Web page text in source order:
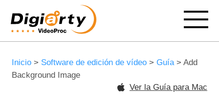
Inicio> Software de edición de vídeo > Guía> Add
Background Image
Ver la Guía para Mac